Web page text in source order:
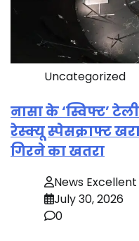
Uncategorized
नासा के ‘स्विफ्ट’
रेस्क्यू स्पेसक्राफ्ट
गिरने का खतरा
News Excellent
July 30, 2026
0